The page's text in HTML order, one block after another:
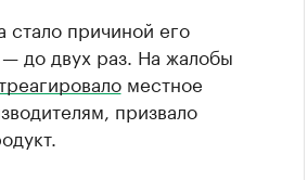
стало причиной его
до двух раз. На жалобы
местное
призвало